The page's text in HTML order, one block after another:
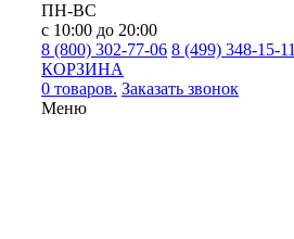
ПН-ВС
с 10:00 до 20:00
8 (800) 302-77-06 8 (499) 348-15-11
КОРЗИНА
0 товаров. Заказать звонок
Меню